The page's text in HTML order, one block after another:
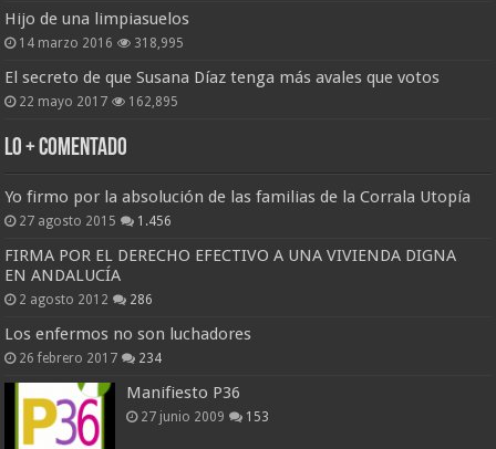
Hijo de una limpiasuelos
14 marzo 2016 318,995
El secreto de que Susana Díaz tenga más avales que votos
22 mayo 2017 162,895
Lo + Comentado
Yo firmo por la absolución de las familias de la Corrala Utopía
27 agosto 2015 1.456
FIRMA POR EL DERECHO EFECTIVO A UNA VIVIENDA DIGNA
EN ANDALUCÍA
2 agosto 2012 286
Los enfermos no son luchadores
26 febrero 2017 234
Manifiesto P36
27 junio 2009 153